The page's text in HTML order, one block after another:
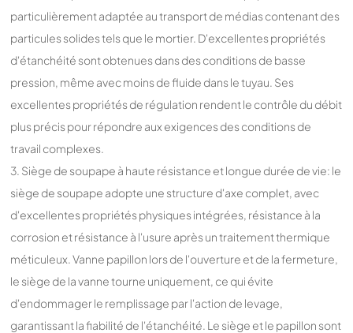
particulièrement adaptée au transport de médias contenant des
particules solides tels que le mortier. D'excellentes propriétés
d'étanchéité sont obtenues dans des conditions de basse
pression, même avec moins de fluide dans le tuyau. Ses
excellentes propriétés de régulation rendent le contrôle du débit
plus précis pour répondre aux exigences des conditions de
travail complexes.
3. Siège de soupape à haute résistance et longue durée de vie: le
siège de soupape adopte une structure d'axe complet, avec
d'excellentes propriétés physiques intégrées, résistance à la
corrosion et résistance à l'usure après un traitement thermique
méticuleux. Vanne papillon lors de l'ouverture et de la fermeture,
le siège de la vanne tourne uniquement, ce qui évite
d'endommager le remplissage par l'action de levage,
garantissant la fiabilité de l'étanchéité. Le siège et le papillon sont